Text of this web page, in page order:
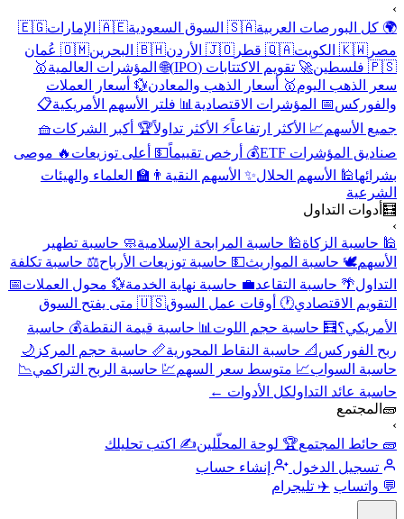
›
🌍 كل البورصات العربية🇸🇦 السوق السعودية 🇦🇪 الإمارات
🇪🇬
مصر 🇰🇼 الكويت 🇶🇦 قطر 🇯🇴 الأردن 🇧🇭 البحرين
🇴🇲 عُمان
🇵🇸 فلسطين
🚀 تقويم الاكتتابات (IPO) 🌐 المؤشرات العالمية🥇
سعر الذهب اليوم🥇 أسعار الذهب والمعادن💱 أسعار العملات
والفوركس📅 المؤشرات الاقتصادية 📊 فلتر الأسهم الأمريكية📋
جميع الأسهم📈 الأكثر ارتفاعاً⚡ الأكثر تداولاً🏆 أكبر الشركات🧺
صناديق المؤشرات ETF
💰 أرخص تقييماً💵 أعلى توزيعات 🔥 موصى
بشرائها🕌 الأسهم الحلال✨ الأسهم النقية 👨‍🏫 العلماء والهيئات
الشرعية
🧮 أدوات التداول
›
🕌 حاسبة الزكاة🕌 حاسبة المرابحة الإسلامية🧼 حاسبة تطهير
الأسهم🕊️ حاسبة المواريث💵 حاسبة توزيعات الأرباح⚖️ حاسبة تكلفة
التداول🌴 حاسبة التقاعد💼 حاسبة نهاية الخدمة💱 محول العملات📅
التقويم الاقتصادي🕐 أوقات عمل السوق
🇺🇸 متى يفتح السوق
الأمريكي؟🧮 حاسبة حجم اللوت 📊 حاسبة قيمة النقطة💰 حاسبة
ربح الفوركس 📐 حاسبة النقاط المحورية📏 حاسبة حجم المركز 🌙
حاسبة السواب📈 متوسط سعر السهم💹 حاسبة الربح التراكمي📉
حاسبة عائد التداولكل الأدوات ←
🧱 المجتمع
›
🧱 حائط المجتمع🏆 لوحة المحلّلين✍️ اكتب تحليلك
تسجيل الدخول
إنشاء حساب
💬 واتساب ✈️ تليجرام